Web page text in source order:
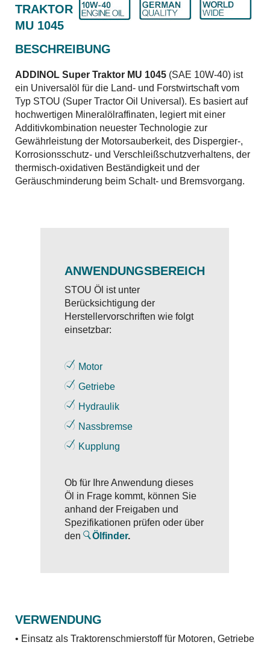
TRAKTOR
MU 1045
BESCHREIBUNG
ADDINOL Super Traktor MU 1045 (SAE 10W-40) ist
ein Universalöl für die Land- und Forstwirtschaft vom
Typ STOU (Super Tractor Oil Universal). Es basiert auf
hochwertigen Mineralölraffinaten, legiert mit einer
Additivkombination neuester Technologie zur
Gewährleistung der Motorsauberkeit, des Dispergier-,
Korrosionsschutz- und Verschleißschutzverhaltens, der
thermisch-oxidativen Beständigkeit und der
Geräuschminderung beim Schalt- und Bremsvorgang.
ANWENDUNGSBEREICH
STOU Öl ist unter
Berücksichtigung der
Herstellervorschriften wie folgt
einsetzbar:
Motor
Getriebe
Hydraulik
Nassbremse
Kupplung
Ob für Ihre Anwendung dieses
Öl in Frage kommt, können Sie
anhand der Freigaben und
Spezifikationen prüfen oder über
den
Ölfinder.
VERWENDUNG
• Einsatz als Traktorenschmierstoff für Motoren, Getriebe